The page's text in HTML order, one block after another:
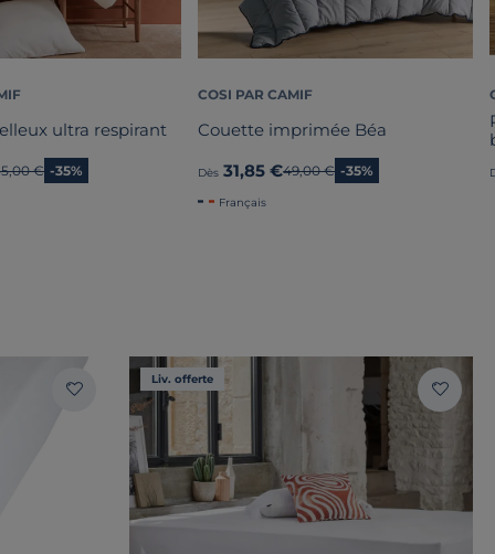
ultra respirant
prix
€ -35%
COSI PAR CAMIF
Couette imprimée Béa
Dès 31,85 €Ancien prix
49,00 € -35%
Français
Liv. offerte